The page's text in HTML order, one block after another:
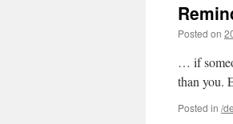
Posted on
… if
than you.
Posted in /